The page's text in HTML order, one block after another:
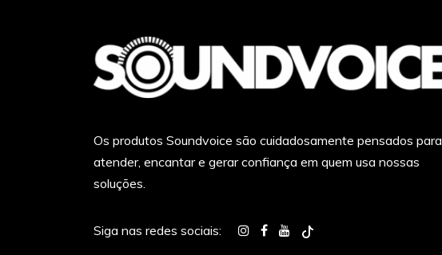
Os produtos Soundvoice são cuidadosamente pensados para
atender, encantar e gerar confiança em quem usa nossas
soluções.
Siga nas redes sociais: